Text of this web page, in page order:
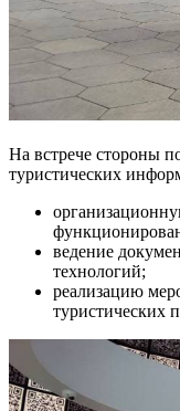
На встрече стороны
туристических
ведение
технологий;
реализацию
туристических